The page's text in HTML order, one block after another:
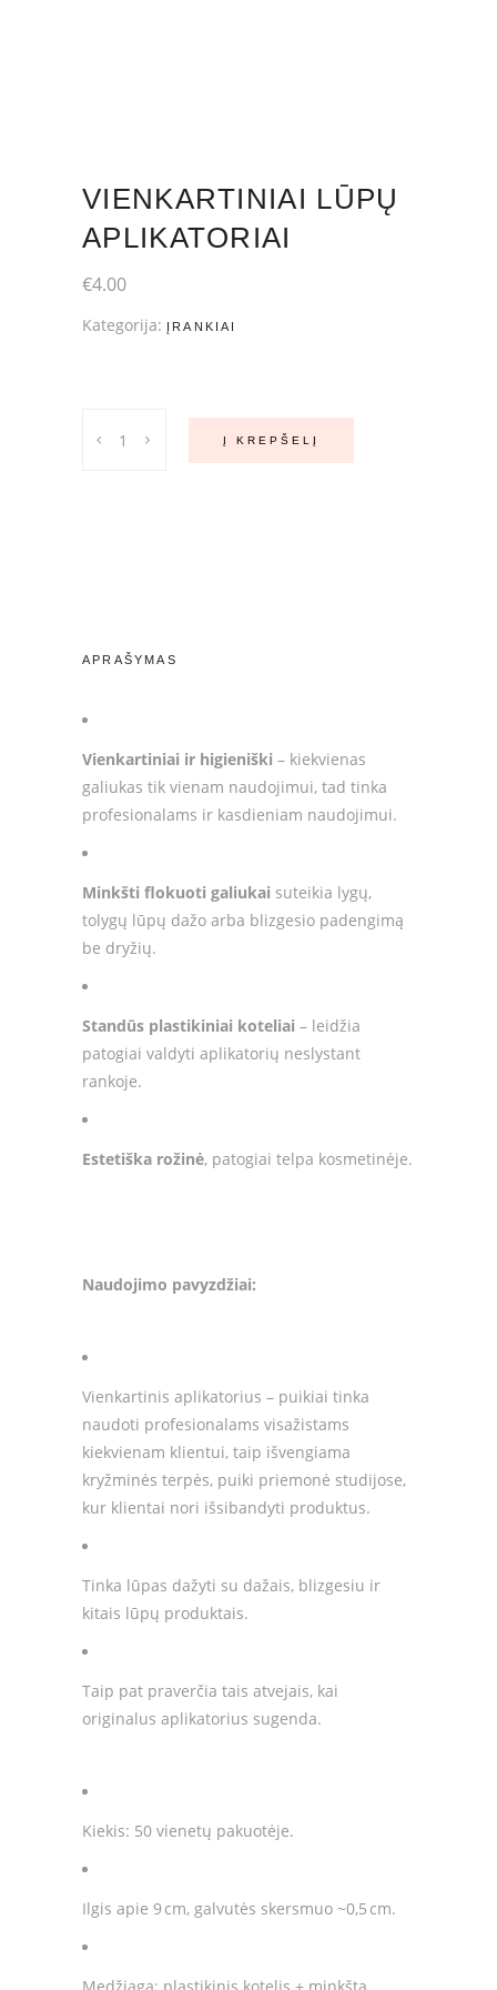
VIENKARTINIAI LŪPŲ
APLIKATORIAI
€4.00
Kategorija: ĮRANKIAI
lūpų
Į KREPŠELĮ
APRAŠYMAS
Vienkartiniai ir higieniški – kiekvienas
galiukas tik vienam naudojimui, tad tinka
profesionalams ir kasdieniam naudojimui.
Minkšti flokuoti galiukai suteikia lygų,
tolygų lūpų dažo arba blizgesio padengimą
be dryžių.
Standūs plastikiniai koteliai – leidžia
patogiai valdyti aplikatorių neslystant
rankoje.
Estetiška rožinė, patogiai telpa kosmetinėje.
Naudojimo pavyzdžiai:
Vienkartinis aplikatorius – puikiai tinka
naudoti profesionalams visažistams
kiekvienam klientui, taip išvengiama
kryžminės terpės, puiki priemonė studijose,
kur klientai nori išsibandyti produktus.
Tinka lūpas dažyti su dažais, blizgesiu ir
kitais lūpų produktais.
Taip pat praverčia tais atvejais, kai
originalus aplikatorius sugenda.
Kiekis: 50 vienetų pakuotėje.
Ilgis apie 9 cm, galvutės skersmuo ~0,5 cm.